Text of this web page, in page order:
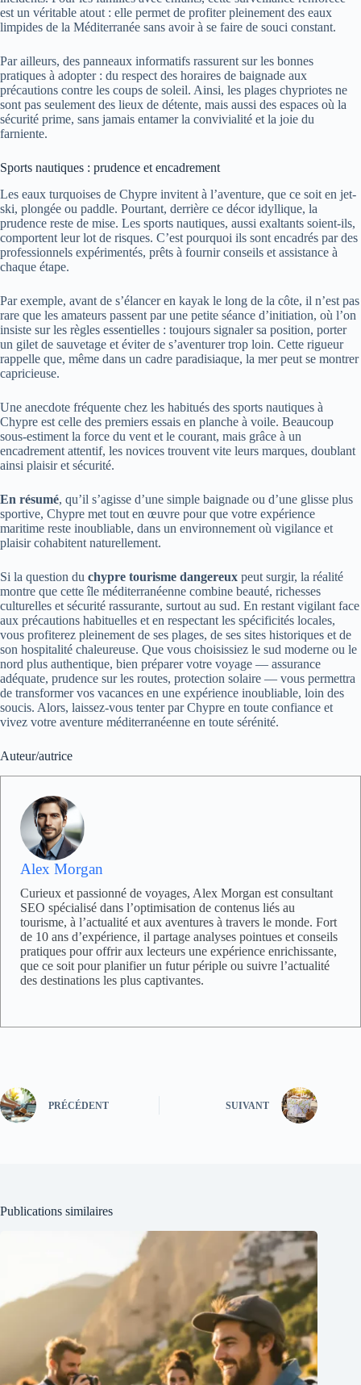
est un véritable atout : elle permet de profiter pleinement des eaux
limpides de la Méditerranée sans avoir à se faire de souci constant.
Par ailleurs, des panneaux informatifs rassurent sur les bonnes
pratiques à adopter : du respect des horaires de baignade aux
précautions contre les coups de soleil. Ainsi, les plages chypriotes ne
sont pas seulement des lieux de détente, mais aussi des espaces où la
sécurité prime, sans jamais entamer la convivialité et la joie du
farniente.
Sports nautiques : prudence et encadrement
Les eaux turquoises de Chypre invitent à l’aventure, que ce soit en jet-
ski, plongée ou paddle. Pourtant, derrière ce décor idyllique, la
prudence reste de mise. Les sports nautiques, aussi exaltants soient-ils,
comportent leur lot de risques. C’est pourquoi ils sont encadrés par des
professionnels expérimentés, prêts à fournir conseils et assistance à
chaque étape.
Par exemple, avant de s’élancer en kayak le long de la côte, il n’est pas
rare que les amateurs passent par une petite séance d’initiation, où l’on
insiste sur les règles essentielles : toujours signaler sa position, porter
un gilet de sauvetage et éviter de s’aventurer trop loin. Cette rigueur
rappelle que, même dans un cadre paradisiaque, la mer peut se montrer
capricieuse.
Une anecdote fréquente chez les habitués des sports nautiques à
Chypre est celle des premiers essais en planche à voile. Beaucoup
sous-estiment la force du vent et le courant, mais grâce à un
encadrement attentif, les novices trouvent vite leurs marques, doublant
ainsi plaisir et sécurité.
En résumé, qu’il s’agisse d’une simple baignade ou d’une glisse plus
sportive, Chypre met tout en œuvre pour que votre expérience
maritime reste inoubliable, dans un environnement où vigilance et
plaisir cohabitent naturellement.
Si la question du chypre tourisme dangereux peut surgir, la réalité
montre que cette île méditerranéenne combine beauté, richesses
culturelles et sécurité rassurante, surtout au sud. En restant vigilant face
aux précautions habituelles et en respectant les spécificités locales,
vous profiterez pleinement de ses plages, de ses sites historiques et de
son hospitalité chaleureuse. Que vous choisissiez le sud moderne ou le
nord plus authentique, bien préparer votre voyage — assurance
adéquate, prudence sur les routes, protection solaire — vous permettra
de transformer vos vacances en une expérience inoubliable, loin des
soucis. Alors, laissez-vous tenter par Chypre en toute confiance et
vivez votre aventure méditerranéenne en toute sérénité.
Auteur/autrice
Alex Morgan
Curieux et passionné de voyages, Alex Morgan est consultant
SEO spécialisé dans l’optimisation de contenus liés au
tourisme, à l’actualité et aux aventures à travers le monde. Fort
de 10 ans d’expérience, il partage analyses pointues et conseils
pratiques pour offrir aux lecteurs une expérience enrichissante,
que ce soit pour planifier un futur périple ou suivre l’actualité
des destinations les plus captivantes.
PRÉCÉDENT SUIVANT
Publications similaires